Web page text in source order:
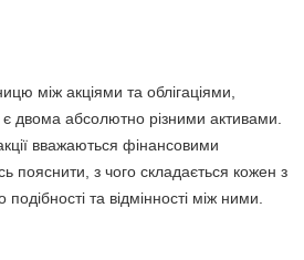
між акціями та облігаціями,
є двома абсолютно різними активами.
вважаються фінансовими
пояснити, з чого складається кожен з
та відмінності між ними.